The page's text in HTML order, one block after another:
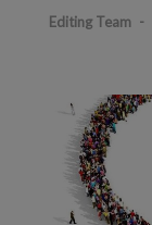
Editing Team -